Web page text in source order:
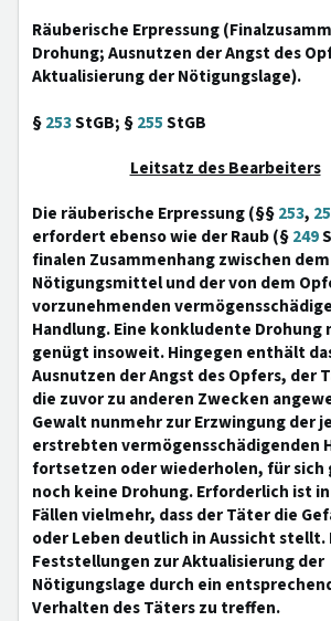
Räuberische Erpressung
Drohung; Ausnutzen der Angst des
Aktualisierung der Nötigungslage).
§253StGB; §255StGB
Leitsatz des Bearbeiters
Die räuberische Erpressung (§§253,
erfordert ebenso wie der Raub (§249
finalen Zusammenhang zwischen dem
Nötigungsmittel und der von dem
vorzunehmenden
Handlung. Eine konkludente Drohung
genügt insoweit. Hingegen enthält
Ausnutzen der Angst des Opfers, der
die zuvor zu anderen Zwecken
Gewalt nunmehr zur Erzwingung der
erstrebten vermögensschädigenden
fortsetzen oder wiederholen, für sich
noch keine Drohung. Erforderlich ist
Fällen vielmehr, dass der Täter die
oder Leben deutlich in Aussicht stellt.
Feststellungen zur Aktualisierung der
Nötigungslage durch ein
Verhalten des Täters zu treffen.